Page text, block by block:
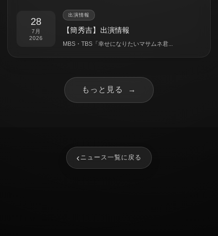
28
7月
2026
出演情報
【簡秀吉】出演情報
MBS・TBS「幸せになりたいマサムネ君...
もっと見る →
‹ ニュース一覧に戻る